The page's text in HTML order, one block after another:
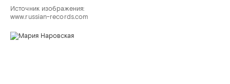
Источник изображения:
www.russian-records.com